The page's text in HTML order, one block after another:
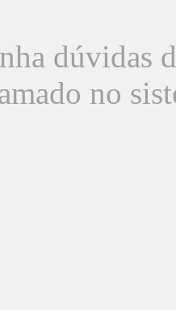
dúvidas
no